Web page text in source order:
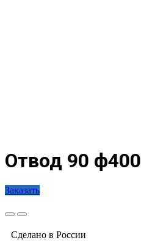
Отвод 90 ф400
Заказать
Сделано в России